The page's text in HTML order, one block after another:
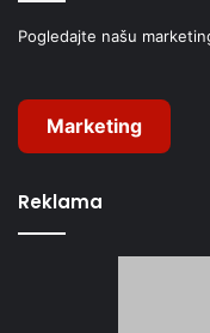
Pogledajte našu
Marketing
Reklama